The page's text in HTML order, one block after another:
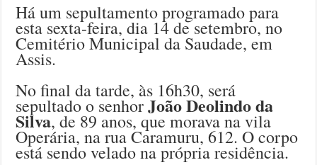
Há um sepultamento programado para
esta sexta-feira, dia 14 de setembro, no
Cemitério Municipal da Saudade, em
Assis.
No final da tarde, às 16h30, será
sepultado o senhorJoão Deolindo da
Silva, de 89 anos, que morava na vila
Operária, na rua Caramuru, 612. O corpo
está sendo velado na própria residência.